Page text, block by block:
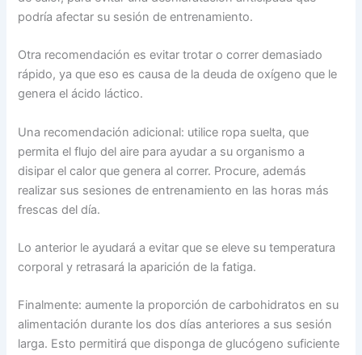
podría afectar su sesión de entrenamiento.
Otra recomendación es evitar trotar o correr demasiado
rápido, ya que eso es causa de la deuda de oxígeno que le
genera el ácido láctico.
Una recomendación adicional: utilice ropa suelta, que
permita el flujo del aire para ayudar a su organismo a
disipar el calor que genera al correr. Procure, además
realizar sus sesiones de entrenamiento en las horas más
frescas del día.
Lo anterior le ayudará a evitar que se eleve su temperatura
corporal y retrasará la aparición de la fatiga.
Finalmente: aumente la proporción de carbohidratos en su
alimentación durante los dos días anteriores a sus sesión
larga. Esto permitirá que disponga de glucógeno suficiente